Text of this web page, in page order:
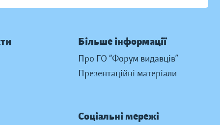
Більше інформації
Про ГО “Форум видавців”
Презентаційні матеріали
Соціальні мережі